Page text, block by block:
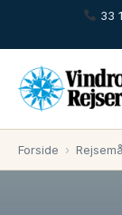
33
Forside ›